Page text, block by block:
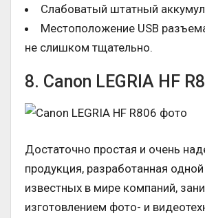
Слабоватый штатный
Местоположение USB
не слишком тщательно.
8. Canon LEGRIA HF
Достаточно простая и очень
продукция, разработанная
известных в мире компаний,
изготовлением фото- и